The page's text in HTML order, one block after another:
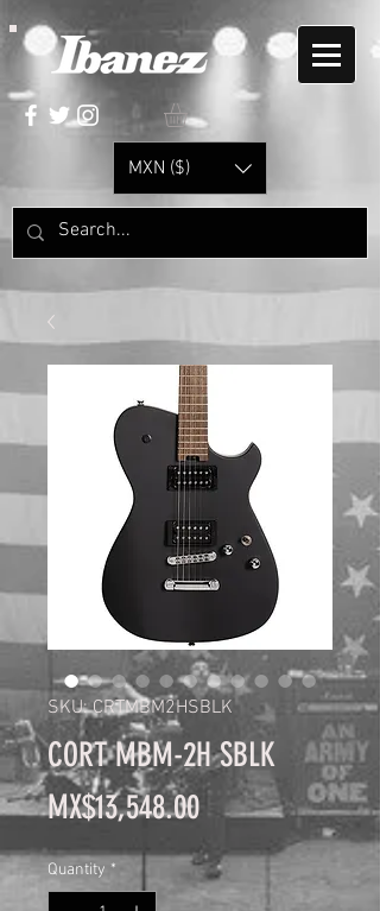
MXN ($)
SKU: CRTMBM2HSBLK
CORT MBM-2H SBLK
MX$13,548.00Price
Quantity *